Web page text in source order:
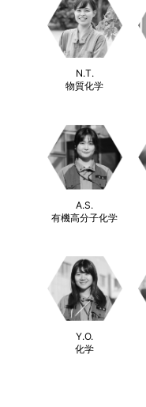
N.T.
物質化学
A.S.
有機高分子化学
Y.O.
化学